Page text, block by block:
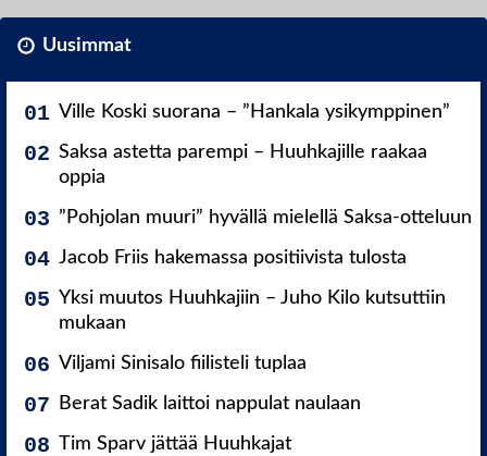
Uusimmat
Ville Koski suorana – ”Hankala ysikymppinen”
Saksa astetta parempi – Huuhkajille raakaa
oppia
”Pohjolan muuri” hyvällä mielellä Saksa-otteluun
Jacob Friis hakemassa positiivista tulosta
Yksi muutos Huuhkajiin – Juho Kilo kutsuttiin
mukaan
Viljami Sinisalo fiilisteli tuplaa
Berat Sadik laittoi nappulat naulaan
Tim Sparv jättää Huuhkajat